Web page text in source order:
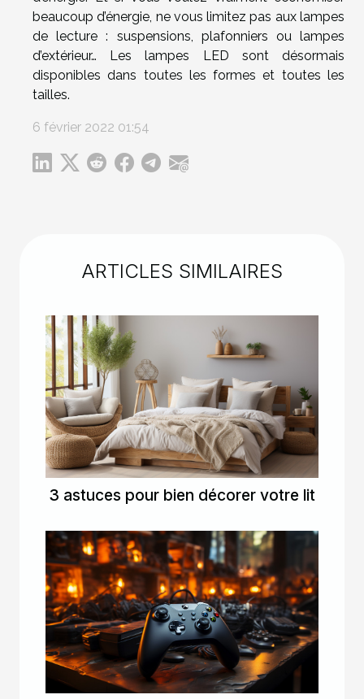
ARTICLES SIMILAIRES
3 astuces pour bien décorer votre lit
beaucoup d’énergie, ne vous limitez pas aux lampes
de lecture : suspensions, plafonniers ou lampes
d’extérieur… Les lampes LED sont désormais
disponibles dans toutes les formes et toutes les
tailles.
6 février 2022 01:54